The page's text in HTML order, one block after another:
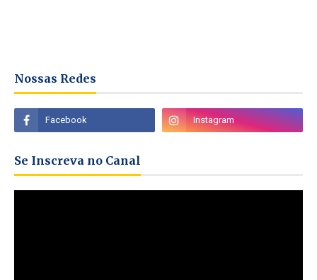
Nossas Redes
Se Inscreva no Canal